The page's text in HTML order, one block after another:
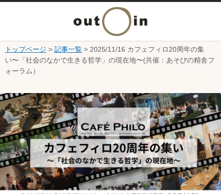
本文へ
ニ
ュ
ー
を
開
く
トップページ > 記事一覧 > 2025/11/16 カフェフィロ20周年の集
い〜「社会のなかで生きる哲学」の現在地〜(共催：あそびの精舎フ
ォーラム）